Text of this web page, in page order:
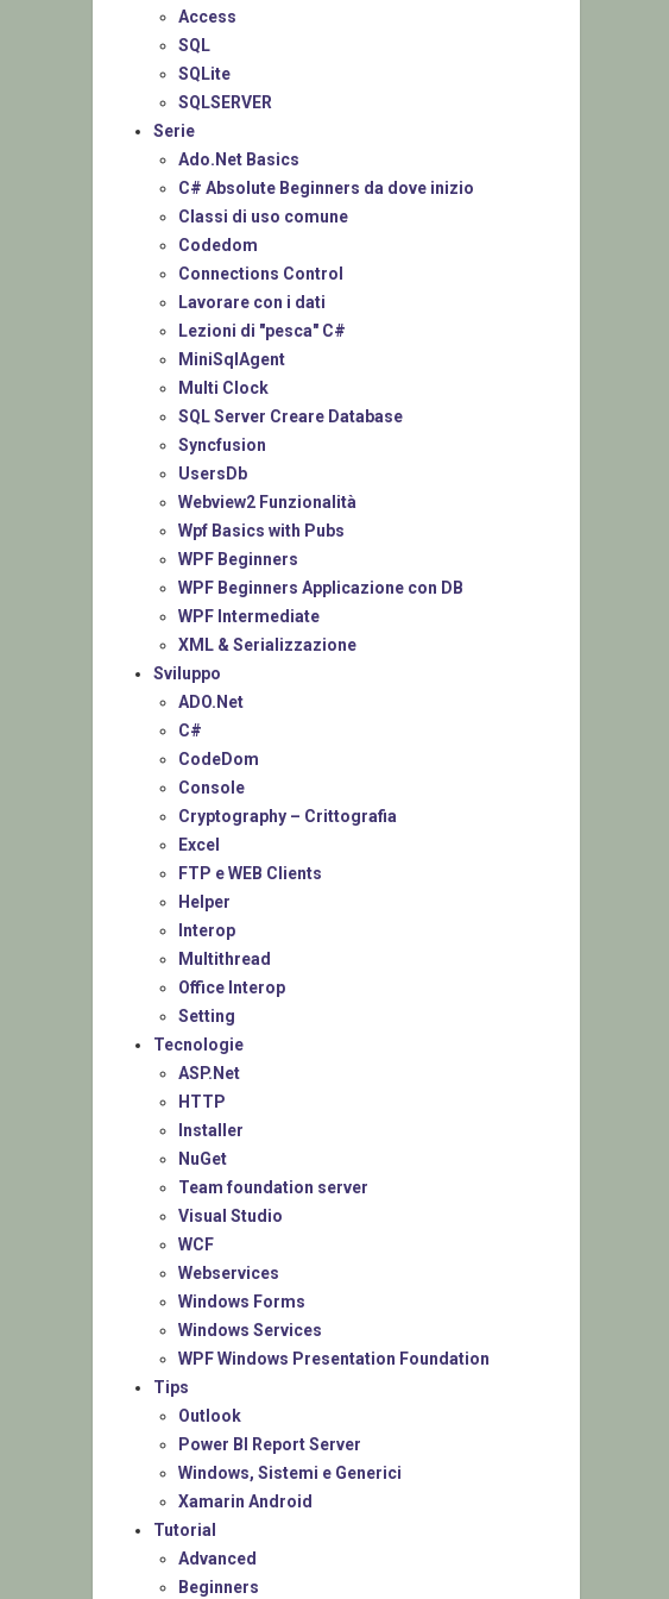
Access
SQL
SQLite
SQLSERVER
Serie
Ado.Net Basics
C# Absolute Beginners da dove inizio
Classi di uso comune
Codedom
Connections Control
Lavorare con i dati
Lezioni di "pesca" C#
MiniSqlAgent
Multi Clock
SQL Server Creare Database
Syncfusion
UsersDb
Webview2 Funzionalità
Wpf Basics with Pubs
WPF Beginners
WPF Beginners Applicazione con DB
WPF Intermediate
XML & Serializzazione
Sviluppo
ADO.Net
C#
CodeDom
Console
Cryptography – Crittografia
Excel
FTP e WEB Clients
Helper
Interop
Multithread
Office Interop
Setting
Tecnologie
ASP.Net
HTTP
Installer
NuGet
Team foundation server
Visual Studio
WCF
Webservices
Windows Forms
Windows Services
WPF Windows Presentation Foundation
Tips
Outlook
Power BI Report Server
Windows, Sistemi e Generici
Xamarin Android
Tutorial
Advanced
Beginners